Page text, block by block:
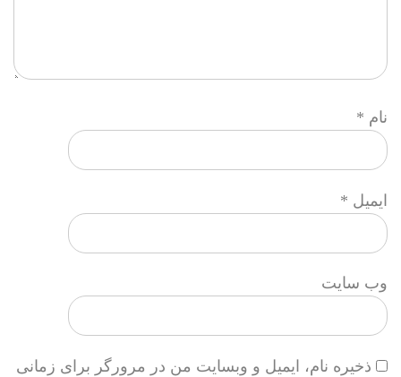
نام *
ایمیل *
وب‌ سایت
ذخیره نام، ایمیل و وبسایت من در مرورگر برای زمانی